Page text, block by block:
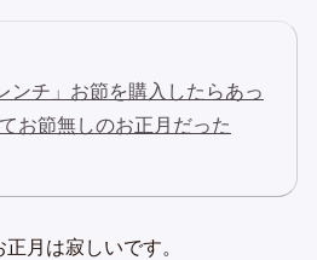
ンチ」お節を購入したらあっ
お節無しのお正月だった
月は寂しいです。